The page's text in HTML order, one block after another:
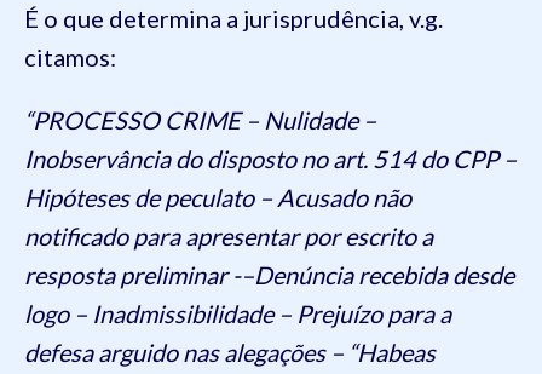
É o que determina a jurisprudência, v.g.
citamos:
“PROCESSO CRIME – Nulidade –
Inobservância do disposto no art. 514 do CPP –
Hipóteses de peculato – Acusado não
notificado para apresentar por escrito a
resposta preliminar -–Denúncia recebida desde
logo – Inadmissibilidade – Prejuízo para a
defesa arguido nas alegações – “Habeas